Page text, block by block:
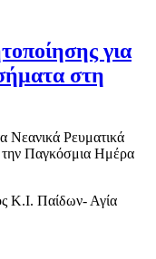
για
στη
Νεανικά Ρευματικά
Παγκόσμια Ημέρα